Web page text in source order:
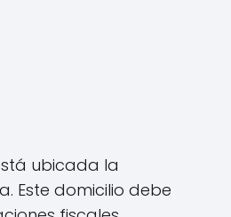
ubicada la
Este domicilio debe